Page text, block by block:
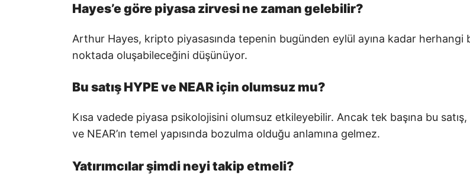
Hayes’e göre piyasa zirvesi ne zaman gelebilir?
Arthur Hayes, kripto piyasasında tepenin bugünden eylül ayına kadar herhangi
noktada oluşabileceğini düşünüyor.
Bu satış HYPE ve NEAR için olumsuz mu?
Kısa vadede piyasa psikolojisini olumsuz etkileyebilir. Ancak tek başına bu satış,
ve NEAR’ın temel yapısında bozulma olduğu anlamına gelmez.
Yatırımcılar şimdi neyi takip etmeli?